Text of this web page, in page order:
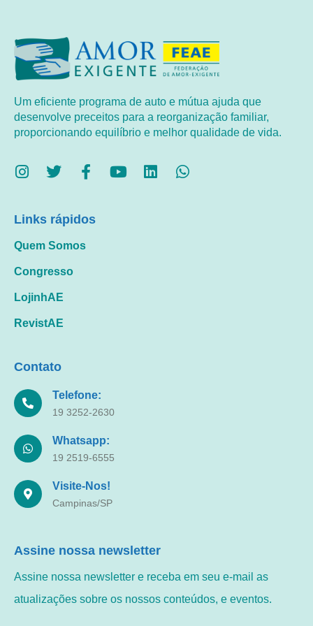
Um eficiente programa de auto e mútua ajuda que
desenvolve preceitos para a reorganização familiar,
proporcionando equilíbrio e melhor qualidade de vida.
Links rápidos
Quem Somos
Congresso
LojinhAE
RevistAE
Contato
Telefone:
19 3252-2630
Whatsapp:
19 2519-6555
Visite-Nos!
Campinas/SP
Assine nossa newsletter
Assine nossa newsletter e receba em seu e-mail as
atualizações sobre os nossos conteúdos, e eventos.